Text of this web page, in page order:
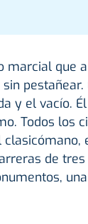
marcial que
y el vacío.
Todos los
de